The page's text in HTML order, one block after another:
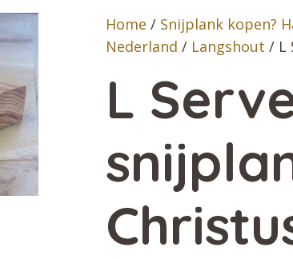
Home / Snijplank kopen?
Nederland / Langshout / L
L